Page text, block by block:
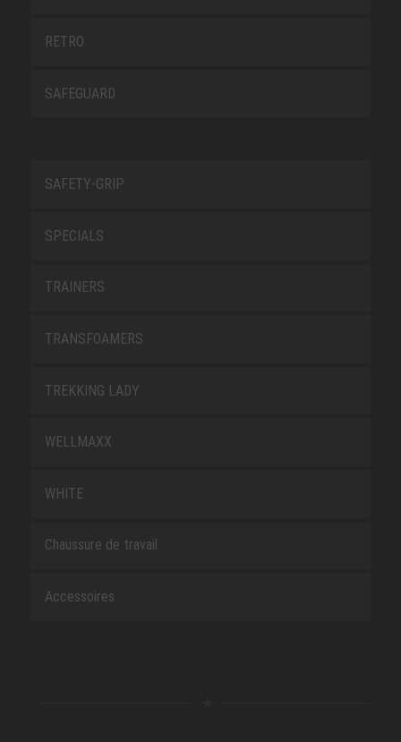
RETRO
SAFEGUARD
SAFETY-GRIP
SPECIALS
TRAINERS
TRANSFOAMERS
TREKKING LADY
WELLMAXX
WHITE
Chaussure de travail
Accessoires